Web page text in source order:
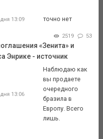
13:09 точно нет
2519 53
«Зенита» и
Энрике - источник
13:06
Наблюдаю как
вы продаете
очередного
бразила в
Европу. Всего
лишь.